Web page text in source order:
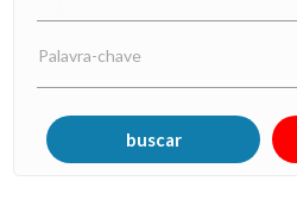
Palavra-chave